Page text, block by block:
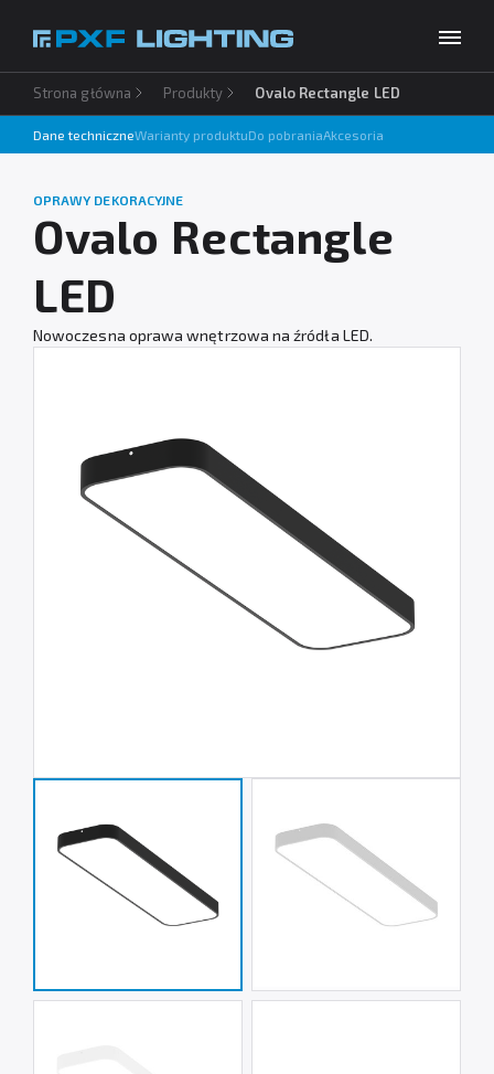
Produkty
Inspiracje
Usługi
Baza wiedzy
O firmie
Do pobrania
Strona główna Produkty Ovalo Rectangle LED
Dane techniczneWarianty produktuDo pobraniaAkcesoria
OPRAWY DEKORACYJNE
Ovalo Rectangle
LED
Nowoczesna oprawa wnętrzowa na źródła LED.